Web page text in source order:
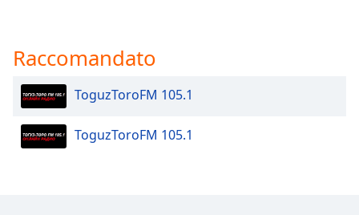
Font
Size
Text
Raccomandato
ToguzToroFM 105.1
ToguzToroFM 105.1